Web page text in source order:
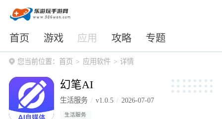
首页 游戏 应用 攻略 专题
您当前位置： 首页 应用软件 详情
幻笔AI
生活服务 v1.0.5 2026-07-07
生活服务